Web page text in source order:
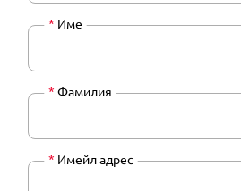
* Име
* Фамилия
* Имейл адрес